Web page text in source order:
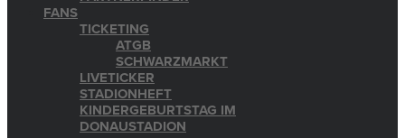
FANS
TICKETING
ATGB
SCHWARZMARKT
LIVETICKER
STADIONHEFT
KINDERGEBURTSTAG IM
DONAUSTADION